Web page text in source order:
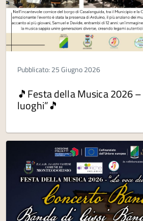
Pubblicato: 25 Giugno 2026
🎵Festa della Musica 2026 –
luoghi”🎵